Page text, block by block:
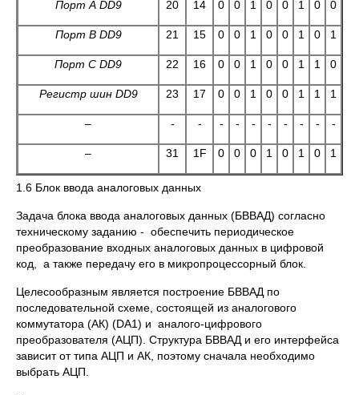
Порт А DD9 20 14 0 0 1 0 0 1 0 0
Порт В DD9 21 15 0 0 1 0 0 1 0 1
Порт С DD9 22 16 0 0 1 0 0 1 1 0
Регистр шин DD9 23 17 0 0 1 0 0 1 1 1
– - - - - - - - - - -
– 31 1F 0 0 0 1 0 1 0 1
1.6 Блок ввода аналоговых данных
Задача блока ввода аналоговых данных (БВВАД) согласно
техническому заданию - обеспечить периодическое
преобразование входных аналоговых данных в цифровой
код, а также передачу его в микропроцессорный блок.
Целесообразным является построение БВВАД по
последовательной схеме, состоящей из аналогового
коммутатора (АК) (DA1) и аналого-цифрового
преобразователя (АЦП). Структура БВВАД и его интерфейса
зависит от типа АЦП и АК, поэтому сначала необходимо
выбрать АЦП.